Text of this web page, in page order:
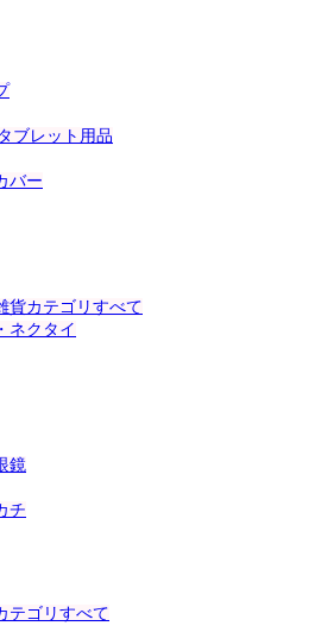
ブレット用品
バー
貨カテゴリすべて
ネクタイ
鏡
チ
テゴリすべて